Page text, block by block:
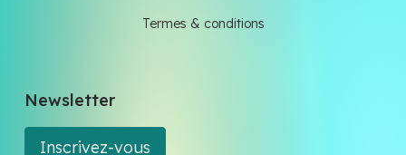
Termes & conditions
Newsletter
Inscrivez-vous